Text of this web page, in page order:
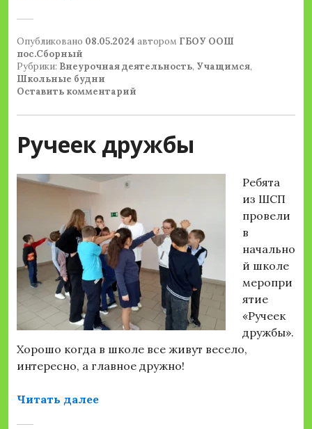
Опубликовано 08.05.2024 автором ГБОУ ООШ
пос.Сборный
Рубрики: Внеурочная деятельность, Учащимся,
Школьные будни
Оставить комментарий
Ручеек дружбы
Ребята
из ШСП
провели
в
начально
й школе
меропри
ятие
«Ручеек
дружбы».
Хорошо когда в школе все живут весело,
интересно, а главное дружно!
Читать далее«Ручеек дружбы»